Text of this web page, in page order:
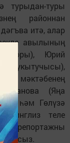
турыдан-туры
районнан
итә, алар
авылының
Юрий
укытучысы),
мәктәбенең
Иванова (Яңа
һәм Гөлүзә
инглиз теле
репортажны